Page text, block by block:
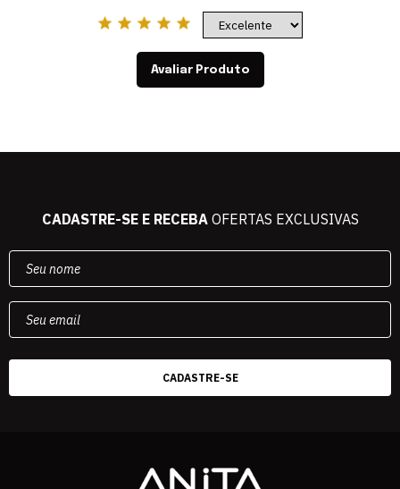
Avaliar Produto
CADASTRE-SE E RECEBAOFERTAS EXCLUSIVAS